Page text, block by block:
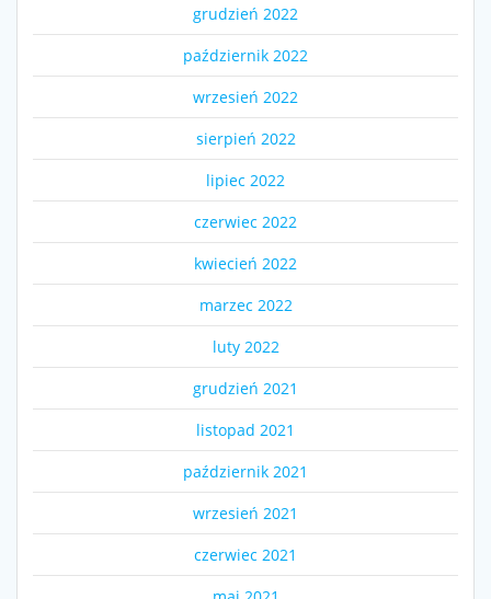
grudzień 2022
październik 2022
wrzesień 2022
sierpień 2022
lipiec 2022
czerwiec 2022
kwiecień 2022
marzec 2022
luty 2022
grudzień 2021
listopad 2021
październik 2021
wrzesień 2021
czerwiec 2021